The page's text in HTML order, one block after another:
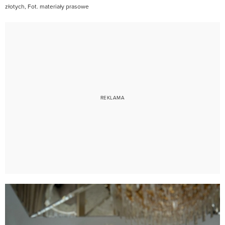
złotych, Fot. materiały prasowe